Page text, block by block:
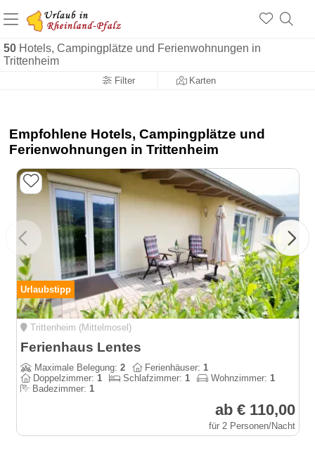
50 Hotels, Campingplätze und Ferienwohnungen in
Trittenheim
Filter Karten
+1.500 Unterkünfte in Rheinland-Pfalz
+1.000 Sehenswürdigkeiten
Über 25 Jahre online
Empfohlene Hotels, Campingplätze und
Ferienwohnungen in Trittenheim
Urlaubstipp
Trittenheim (Mittelmosel)
Ferienhaus Lentes
Maximale Belegung:2 Ferienhäuser:1
Doppelzimmer:1 Schlafzimmer:1 Wohnzimmer:1
Badezimmer:1
ab € 110,00
für 2 Personen/Nacht